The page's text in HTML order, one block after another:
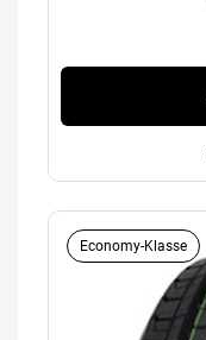
Economy-Klasse